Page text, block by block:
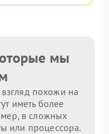
мы
похожи на
иметь более
в сложных
или процессора.